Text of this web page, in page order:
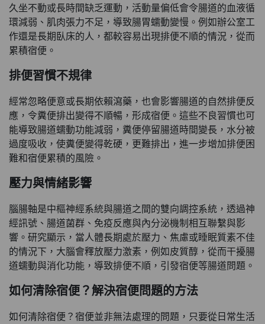
久坐不動或長時間缺乏運動，活動量偏低會令腸道的血液循
環減弱、肌肉張力不足，導致腸胃蠕動變慢。例如辦公室工
作還是長期臥床的人，都較容易出現排便不順的情況，從而
累積宿便。
排便習慣不規律
經常忽略便意或長期依賴瀉藥，也會影響腸道的自然排便反
應，令糞便排出變得不順暢，形成宿便。這些不良習慣也可
能導致腸道蠕動功能減弱，糞便停留腸道時間變長，水分被
過度吸收，使糞便變得乾硬，更難排出，進一步增加排便困
難和宿便累積的風險。
壓力與情緒影響
腦腸軸是中樞神經系統與腸道之間的雙向調控系統，透過神
經訊號、腸道菌群、免疫反應與內分泌機制相互聯繫與影
響。研究顯示，當人體長期處於壓力、焦慮或睡眠質素不佳
的情況下，大腦會釋放壓力激素，例如皮質醇，從而干擾腸
道蠕動與消化功能，導致排便不順，引發宿便等腸道問題。
如何清除宿便？解決宿便問題的方法
如何清除宿便？宿便並非無法處理的問題，只要從日常生活